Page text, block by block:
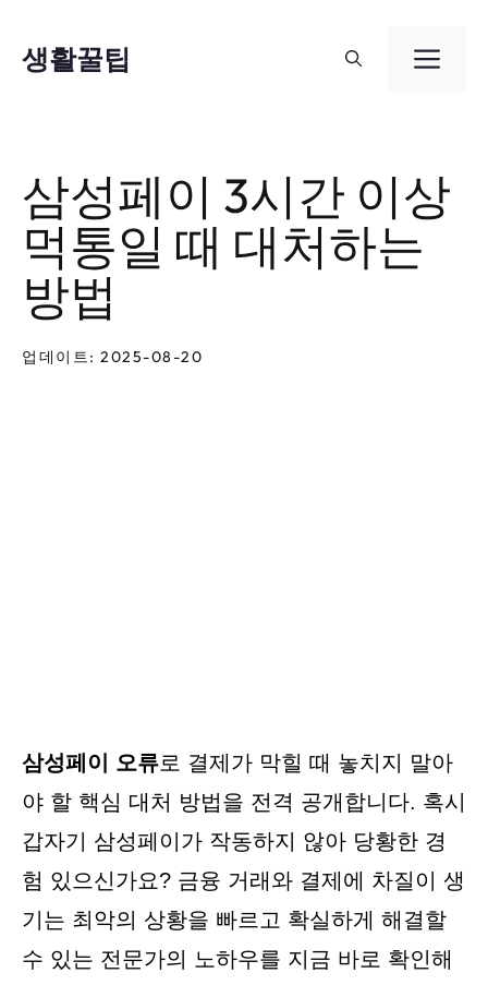
생활꿀팁
메
삼성페이 3시간 이상
먹통일 때 대처하는
방법
업데이트: 2025-08-20
삼성페이 오류로 결제가 막힐 때 놓치지 말아
야 할 핵심 대처 방법을 전격 공개합니다. 혹시
갑자기 삼성페이가 작동하지 않아 당황한 경
험 있으신가요? 금융 거래와 결제에 차질이 생
기는 최악의 상황을 빠르고 확실하게 해결할
수 있는 전문가의 노하우를 지금 바로 확인해